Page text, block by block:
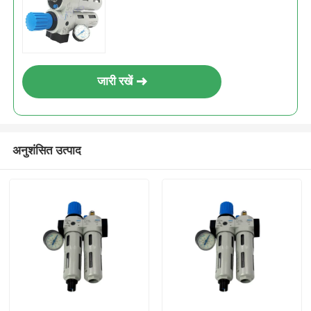
जारी रखें
अनुशंसित उत्पाद